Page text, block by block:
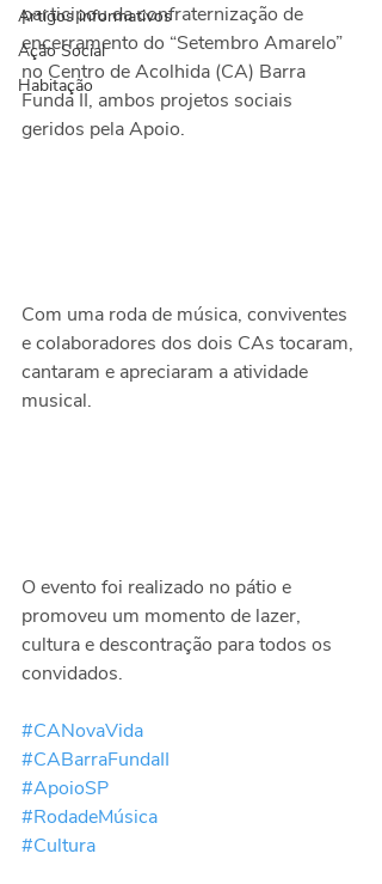
Artigos informativos
Ação Social
Habitação
participou da confraternização de
encerramento do “Setembro Amarelo”
no Centro de Acolhida (CA) Barra
Funda II, ambos projetos sociais
geridos pela Apoio.
Com uma roda de música, conviventes
e colaboradores dos dois CAs tocaram,
cantaram e apreciaram a atividade
musical.
O evento foi realizado no pátio e
promoveu um momento de lazer,
cultura e descontração para todos os
convidados.
#CANovaVida
#CABarraFundaII
#ApoioSP
#RodadeMúsica
#Cultura